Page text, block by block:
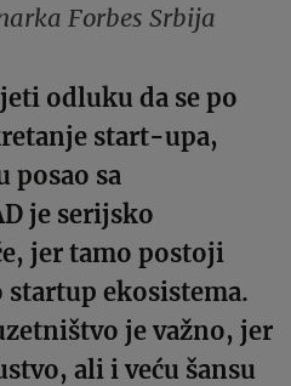
Forbes Srbija
odluku da se po
start-upa,
posao sa
je serijsko
jer tamo postoji
ekosistema.
je važno, jer
ali i veću šansu